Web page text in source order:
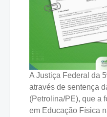
A Justiça Federal da
através de sentença
(Petrolina/PE), que a
em Educação Física